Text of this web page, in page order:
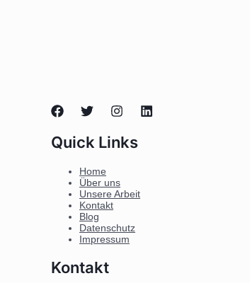
Quick Links
Home
Über uns
Unsere Arbeit
Kontakt
Blog
Datenschutz
Impressum
Kontakt